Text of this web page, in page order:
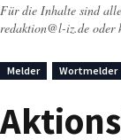
Für die Inhalte sind
redaktion@l-iz.de oder
Melder Wortmelder